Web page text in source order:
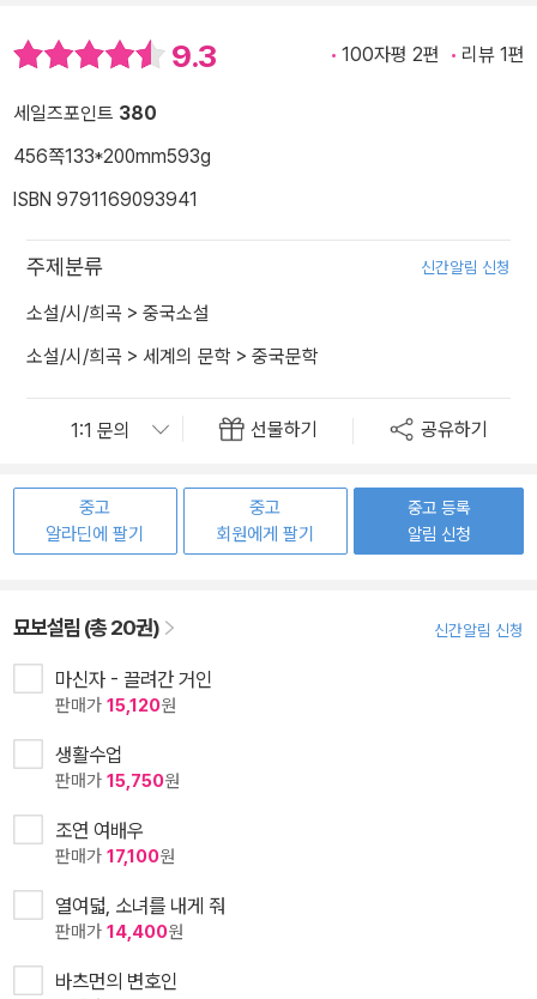
9.3 100자평 2편 리뷰 1편
세일즈포인트 380
456쪽133*200mm593g
ISBN 9791169093941
주제분류 신간알림 신청
소설/시/희곡 > 중국소설
소설/시/희곡 > 세계의 문학 > 중국문학
선물하기 공유하기
중고
알라딘에 팔기
중고
회원에게 팔기
중고 등록
알림 신청
묘보설림 (총 20권) 신간알림 신청
마신자 - 끌려간 거인
판매가 15,120원
생활수업
판매가 15,750원
조연 여배우
판매가 17,100원
열여덟, 소녀를 내게 줘
판매가 14,400원
바츠먼의 변호인